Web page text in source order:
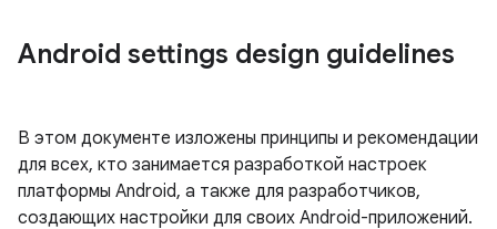
Android settings design guidelines
В этом документе изложены принципы и рекомендации
для всех, кто занимается разработкой настроек
платформы Android, а также для разработчиков,
создающих настройки для своих Android-приложений.